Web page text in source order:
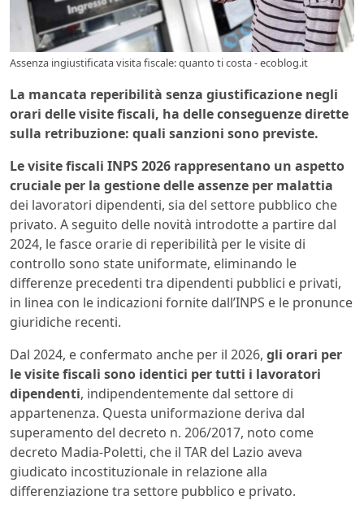
Assenza ingiustificata visita fiscale: quanto ti costa - ecoblog.it
La mancata reperibilità senza giustificazione negli
orari delle visite fiscali, ha delle conseguenze dirette
sulla retribuzione: quali sanzioni sono previste.
Le visite fiscali INPS 2026 rappresentano un aspetto
cruciale per la gestione delle assenze per malattia
dei lavoratori dipendenti, sia del settore pubblico che
privato. A seguito delle novità introdotte a partire dal
2024, le fasce orarie di reperibilità per le visite di
controllo sono state uniformate, eliminando le
differenze precedenti tra dipendenti pubblici e privati,
in linea con le indicazioni fornite dall’INPS e le pronunce
giuridiche recenti.
Dal 2024, e confermato anche per il 2026, gli orari per
le visite fiscali sono identici per tutti i lavoratori
dipendenti, indipendentemente dal settore di
appartenenza. Questa uniformazione deriva dal
superamento del decreto n. 206/2017, noto come
decreto Madia-Poletti, che il TAR del Lazio aveva
giudicato incostituzionale in relazione alla
differenziazione tra settore pubblico e privato.